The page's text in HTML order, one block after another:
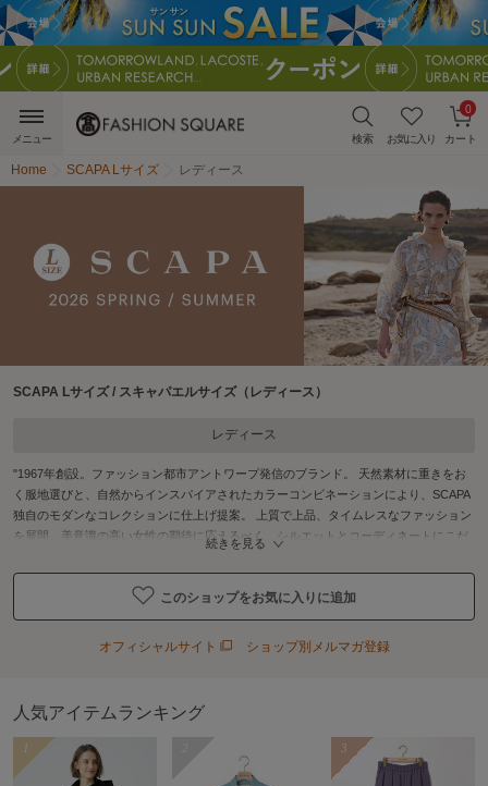
検索 お気に入り カート
0
メニュー
Home SCAPA Lサイズ レディース
SCAPA Lサイズ / スキャパエルサイズ（レディース）
レディース
"1967年創設。ファッション都市アントワープ発信のブランド。 天然素材に重きをお
く服地選びと、自然からインスパイアされたカラーコンビネーションにより、SCAPA
独自のモダンなコレクションに仕上げ提案。 上質で上品、タイムレスなファッション
を展開。美意識の高い女性の期待に応えるべく、シルエットとコーディネートにこだ
紹介している。"
続きを見る
このショップをお気に入りに追加
オフィシャルサイト ショップ別メルマガ登録
人気アイテムランキング
1 3